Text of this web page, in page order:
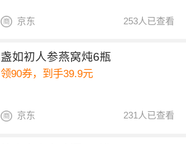
253人已查看
京东
盏如初人参燕窝炖6瓶
领90券，到手39.9元
231人已查看
京东